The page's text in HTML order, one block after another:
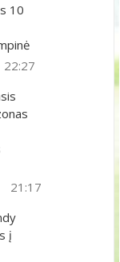
10
22:27
21:17
į